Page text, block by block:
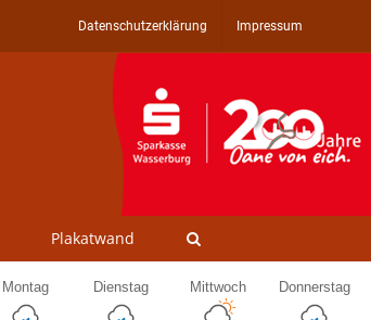
Datenschutzerklärung Impressum
Plakatwand